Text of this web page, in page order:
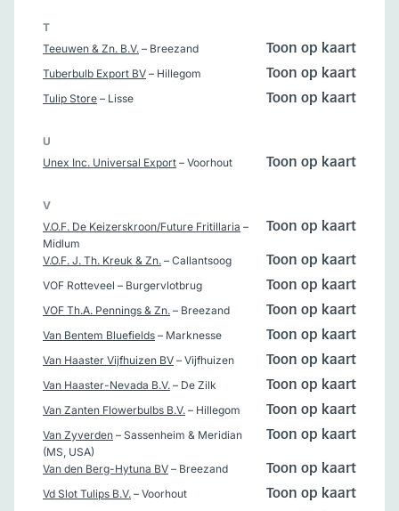
T
Teeuwen & Zn. B.V. – Breezand Toon op kaart
Tuberbulb Export BV – Hillegom Toon op kaart
Tulip Store – Lisse Toon op kaart
U
Unex Inc. Universal Export – Voorhout Toon op kaart
V
V.O.F. De Keizerskroon/Future Fritillaria –
Midlum
Toon op kaart
V.O.F. J. Th. Kreuk & Zn. – Callantsoog Toon op kaart
VOF Rotteveel – Burgervlotbrug Toon op kaart
VOF Th.A. Pennings & Zn. – Breezand Toon op kaart
Van Bentem Bluefields – Marknesse Toon op kaart
Van Haaster Vijfhuizen BV – Vijfhuizen Toon op kaart
Van Haaster-Nevada B.V. – De Zilk Toon op kaart
Van Zanten Flowerbulbs B.V. – Hillegom Toon op kaart
Van Zyverden – Sassenheim & Meridian
(MS, USA)
Toon op kaart
Van den Berg-Hytuna BV – Breezand Toon op kaart
Vd Slot Tulips B.V. – Voorhout Toon op kaart